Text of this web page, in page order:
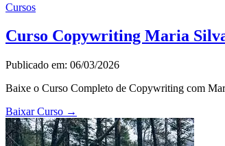
Cursos
Curso Copywriting Maria
Publicado em: 06/03/2026
Baixe o Curso Completo de Copywriting com
Baixar Curso →